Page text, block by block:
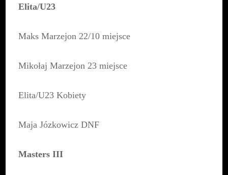
Elita/U23
Maks Marzejon 22/10 miejsce
Mikołaj Marzejon 23 miejsce
Elita/U23 Kobiety
Maja Józkowicz DNF
Masters III